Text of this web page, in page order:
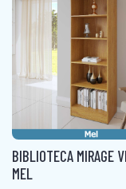
MESA 4 CADEIRAS
MESA 6 CADEIRAS
MESA DE JANTAR
MESA DE
MESA DOBRÁVEL
MESA TUBULAR
CAMA AUXILIAR
CAMA BAÙ
CAMA BOX CASAL
CAMA BOX
CAMA BOX MOLAS
CAMA BOX
SOFÁ CAMA
SOFÁ DE CANTO
SOFÁ RETRÁTIL
SOFANETE
(10% de desconto)
ou 10xR$ 39,80sem
BIBLIOTECA MIRAGE
MEL